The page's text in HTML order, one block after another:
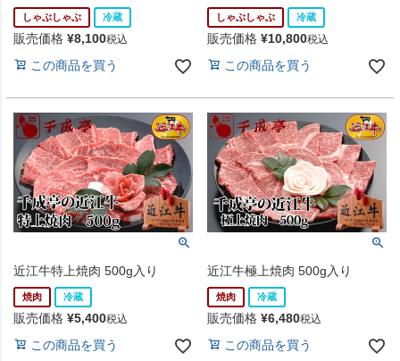
しゃぶしゃぶ 冷蔵
販売価格 ¥8,100税込
この商品を買う
しゃぶしゃぶ 冷蔵
販売価格 ¥10,800税込
この商品を買う
近江牛特上焼肉 500g入り
焼肉 冷蔵
販売価格 ¥5,400税込
この商品を買う
近江牛極上焼肉 500g入り
焼肉 冷蔵
販売価格 ¥6,480税込
この商品を買う